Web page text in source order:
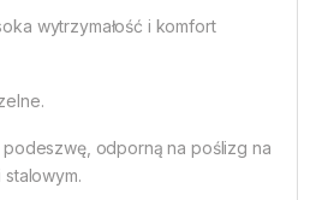
wytrzymałość i komfort
odporną na poślizg na